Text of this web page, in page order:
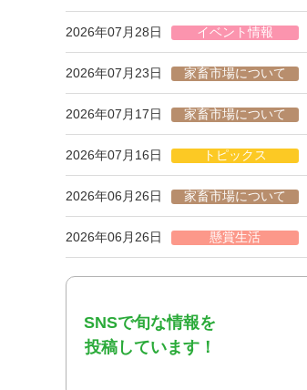
2026年07月28日 イベント情報
2026年07月23日 家畜市場について
2026年07月17日 家畜市場について
2026年07月16日 トピックス
2026年06月26日 家畜市場について
2026年06月26日 懸賞生活
2026年06月25日 お知らせ
2026年06月22日 トピックス
SNSで旬な情報を
投稿しています！